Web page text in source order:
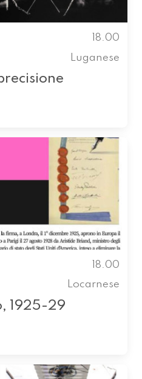
18.00
Luganese
18.00
Locarnese
1925-29